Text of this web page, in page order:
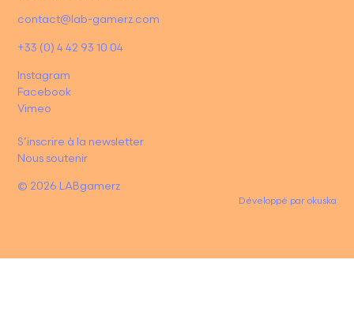
contact@lab-gamerz.com
+33 (0) 4 42 93 10 04
Instagram
Facebook
Vimeo
S’inscrire à la newsletter
Nous soutenir
© 2026 LABgamerz
Développé par okuska